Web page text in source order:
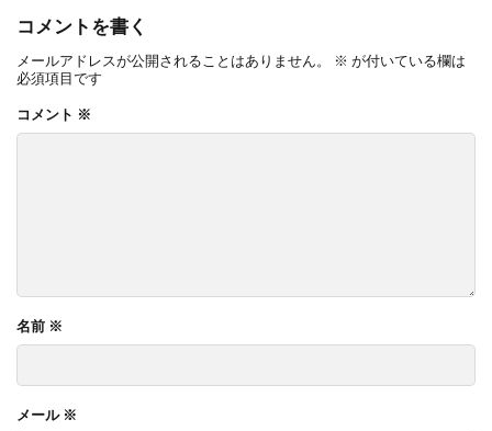
コメントを書く
メールアドレスが公開されることはありません。 ※ が付いている欄は
必須項目です
コメント ※
名前 ※
メール ※